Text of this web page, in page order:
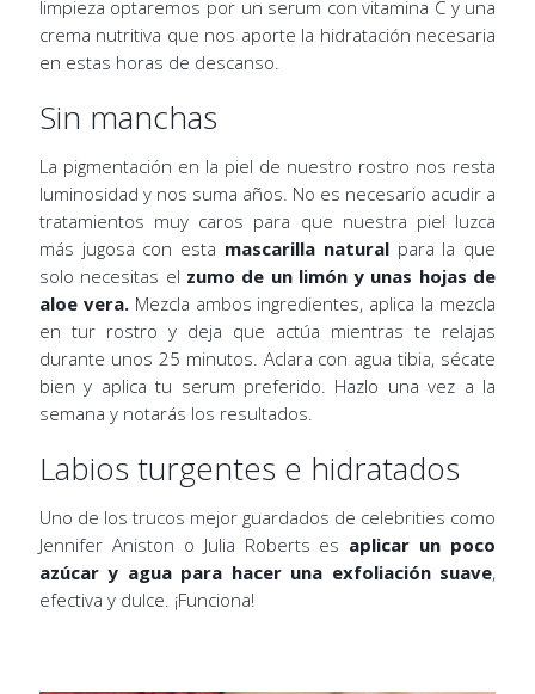
limpieza optaremos por un serum con vitamina C y una
crema nutritiva que nos aporte la hidratación necesaria
en estas horas de descanso.
Sin manchas
La pigmentación en la piel de nuestro rostro nos resta
luminosidad y nos suma años. No es necesario acudir a
tratamientos muy caros para que nuestra piel luzca
más jugosa con esta mascarilla naturalpara la que
solo necesitas el zumo de un limón y unas hojas de
aloe vera.Mezcla ambos ingredientes, aplica la mezcla
en tur rostro y deja que actúa mientras te relajas
durante unos 25 minutos. Aclara con agua tibia, sécate
bien y aplica tu serum preferido. Hazlo una vez a la
semana y notarás los resultados.
Labios turgentes e hidratados
Uno de los trucos mejor guardados de celebrities como
Jennifer Aniston o Julia Roberts es aplicar un poco
azúcar y agua para hacer una exfoliación suave,
efectiva y dulce. ¡Funciona!